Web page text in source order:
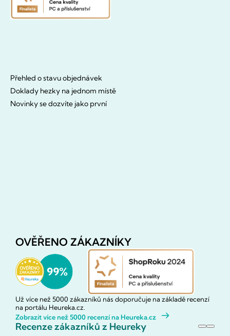
Přehled o stavu objednávek
Doklady hezky na jednom místě
Novinky se dozvíte jako první
OVĚŘENO ZÁKAZNÍKY
Už více než 5000 zákazníků nás doporučuje na základě recenzí
na portálu Heureka.cz.
Zobrazit více než 5000 recenzí na Heureka.cz
Recenze zákazníků z Heureky